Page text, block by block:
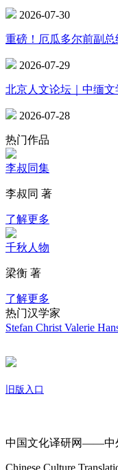
2026-07-30
重磅！厄瓜多尔前副
2026-07-29
北京人文论坛｜中缅
2026-07-28
热门作品
李叔同集
李叔同 著
了解更多
千秋人物
梁衡 著
了解更多
热门汉学家
Stefan Christ Valerie
旧版入口
中国文化译研网——中
Chinese Culture